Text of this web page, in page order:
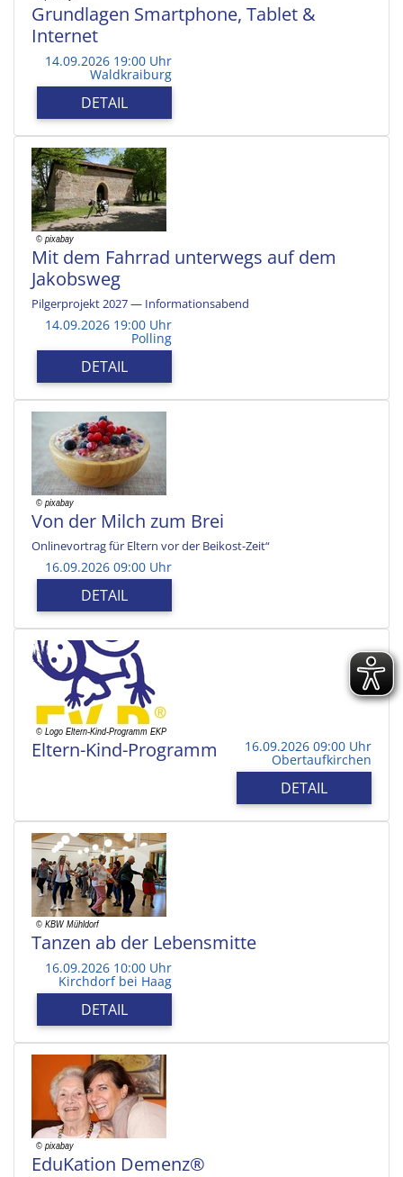
Grundlagen Smartphone, Tablet &
Internet
14.09.2026 19:00 Uhr
Waldkraiburg
DETAIL
Mit dem Fahrrad unterwegs auf dem
Jakobsweg
Pilgerprojekt 2027 — Informationsabend
14.09.2026 19:00 Uhr
Polling
DETAIL
Von der Milch zum Brei
Onlinevortrag für Eltern vor der Beikost-Zeit“
16.09.2026 09:00 Uhr
DETAIL
Eltern-Kind-Programm 16.09.2026 09:00 Uhr
Obertaufkirchen
DETAIL
Tanzen ab der Lebensmitte
16.09.2026 10:00 Uhr
Kirchdorf bei Haag
DETAIL
EduKation Demenz®